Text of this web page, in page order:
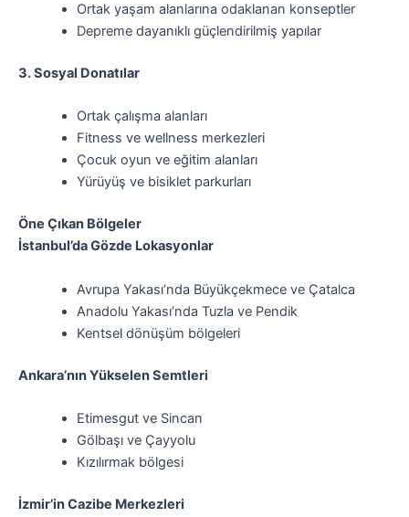
Ortak yaşam alanlarına odaklanan konseptler
Depreme dayanıklı güçlendirilmiş yapılar
3. Sosyal Donatılar
Ortak çalışma alanları
Fitness ve wellness merkezleri
Çocuk oyun ve eğitim alanları
Yürüyüş ve bisiklet parkurları
Öne Çıkan Bölgeler
İstanbul’da Gözde Lokasyonlar
Avrupa Yakası’nda Büyükçekmece ve Çatalca
Anadolu Yakası’nda Tuzla ve Pendik
Kentsel dönüşüm bölgeleri
Ankara’nın Yükselen Semtleri
Etimesgut ve Sincan
Gölbaşı ve Çayyolu
Kızılırmak bölgesi
İzmir’in Cazibe Merkezleri